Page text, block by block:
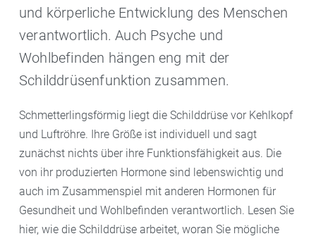
und körperliche Entwicklung des Menschen
verantwortlich. Auch Psyche und
Wohlbefinden hängen eng mit der
Schilddrüsenfunktion zusammen.
Schmetterlingsförmig liegt die Schilddrüse vor Kehlkopf
und Luftröhre. Ihre Größe ist individuell und sagt
zunächst nichts über ihre Funktionsfähigkeit aus. Die
von ihr produzierten Hormone sind lebenswichtig und
auch im Zusammenspiel mit anderen Hormonen für
Gesundheit und Wohlbefinden verantwortlich. Lesen Sie
hier, wie die Schilddrüse arbeitet, woran Sie mögliche